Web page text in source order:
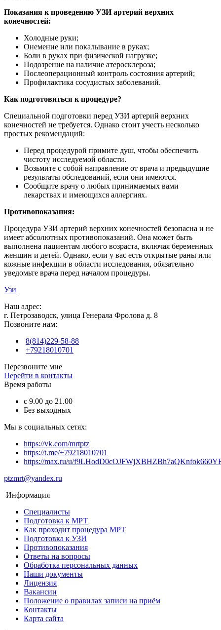
Показания к проведению УЗИ артерий верхних
конечностей:
Холодные руки;
Онемение или покалывание в руках;
Боли в руках при физической нагрузке;
Подозрение на наличие атеросклероза;
Послеоперационный контроль состояния артерий;
Профилактика сосудистых заболеваний.
Как подготовиться к процедуре?
Специальной подготовки перед УЗИ артерий верхних
конечностей не требуется. Однако стоит учесть несколько
простых рекомендаций:
Перед процедурой примите душ, чтобы обеспечить
чистоту исследуемой области.
Возьмите с собой направление от врача и предыдущие
результаты обследований, если они имеются.
Сообщите врачу о любых принимаемых вами
лекарствах и имеющихся аллергиях.
Противопоказания:
Процедура УЗИ артерий верхних конечностей безопасна и не
имеет абсолютных противопоказаний. Она может быть
выполнена пациентам любого возраста, включая беременных
женщин и детей. Однако, если у вас есть открытые раны или
кожные инфекции в области исследования, обязательно
уведомьте врача перед началом процедуры.
Узи
Наш адрес:
г. Петрозаводск, улица Генерала Фролова д. 8
Позвоните нам:
8(814)229-58-88
+79218010701
Перезвоните мне
Перейти в контакты
Время работы
с 9.00 до 21.00
Без выходных
Мы в социальных сетях:
https://vk.com/mrtptz
https://t.me/+79218010701
https://max.ru/u/
ptzmrt@yandex.ru
Информация
Специалисты
Подготовка к МРТ
Как проходит процедура МРТ
Подготовка к УЗИ
Противопоказания
Ответы на вопросы
Обработка персональных данных
Наши документы
Лицензия
Вакансии
Положение о правилах записи на приём
Контакты
Карта сайта